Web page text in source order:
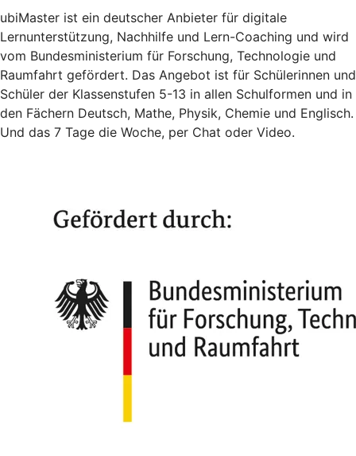
ubiMaster ist ein deutscher Anbieter für digitale
Lernunterstützung, Nachhilfe und Lern-Coaching und wird
vom Bundesministerium für Forschung, Technologie und
Raumfahrt gefördert. Das Angebot ist für Schülerinnen und
Schüler der Klassenstufen 5-13 in allen Schulformen und in
den Fächern Deutsch, Mathe, Physik, Chemie und Englisch.
Und das 7 Tage die Woche, per Chat oder Video.